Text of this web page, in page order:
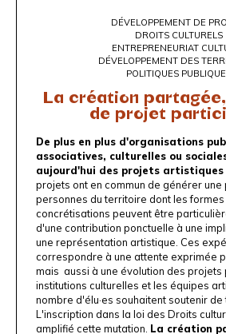
DÉVELOPPEMENT DE
DROITS CULTURELS
ENTREPRENEURIAT
DÉVELOPPEMENT DES
POLITIQUES
La création
de projet
De plus en plus d'organisations
associatives, culturelles ou
aujourd'hui des projets
projets ont en commun de générer
personnes du territoire dont les formes
concrétisations peuvent être
d'une contribution ponctuelle à une
une représentation artistique. Ces
correspondre à une attente exprimée
mais aussi à une évolution des projets
institutions culturelles et les équipes
nombre d'élu·es souhaitent soutenir de
L'inscription dans la loi des Droits
amplifié cette mutation. La création